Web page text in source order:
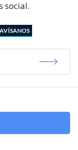
social.
AVÍSANOS